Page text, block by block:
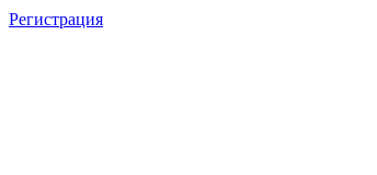
Регистрация